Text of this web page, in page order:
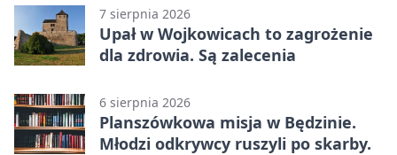
7 sierpnia 2026
Upał w Wojkowicach to zagrożenie
dla zdrowia. Są zalecenia
6 sierpnia 2026
Planszówkowa misja w Będzinie.
Młodzi odkrywcy ruszyli po skarby.